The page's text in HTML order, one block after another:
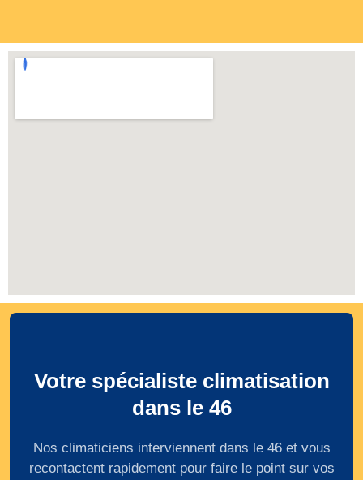
Votre spécialiste climatisation
dans le 46
Nos climaticiens interviennent dans le 46 et vous
recontactent rapidement pour faire le point sur vos